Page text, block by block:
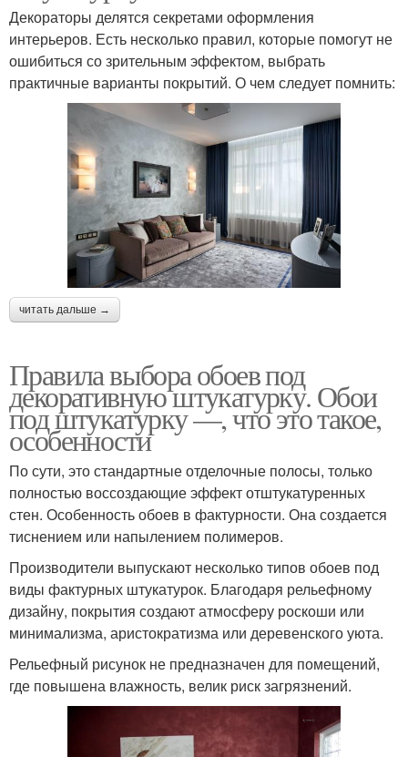
Декораторы делятся секретами оформления
интерьеров. Есть несколько правил, которые помогут не
ошибиться со зрительным эффектом, выбрать
практичные варианты покрытий. О чем следует помнить:
читать дальше →
Правила выбора обоев под
декоративную штукатурку. Обои
под штукатурку —, что это такое,
особенности
По сути, это стандартные отделочные полосы, только
полностью воссоздающие эффект отштукатуренных
стен. Особенность обоев в фактурности. Она создается
тиснением или напылением полимеров.
Производители выпускают несколько типов обоев под
виды фактурных штукатурок. Благодаря рельефному
дизайну, покрытия создают атмосферу роскоши или
минимализма, аристократизма или деревенского уюта.
Рельефный рисунок не предназначен для помещений,
где повышена влажность, велик риск загрязнений.